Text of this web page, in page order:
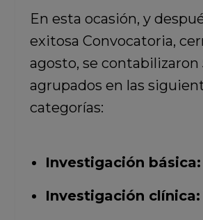
En esta ocasión, y
exitosa Convocatoria,
agosto, se contabilizaron
agrupados en las
categorías:
Investigación básica:
Investigación clínica: